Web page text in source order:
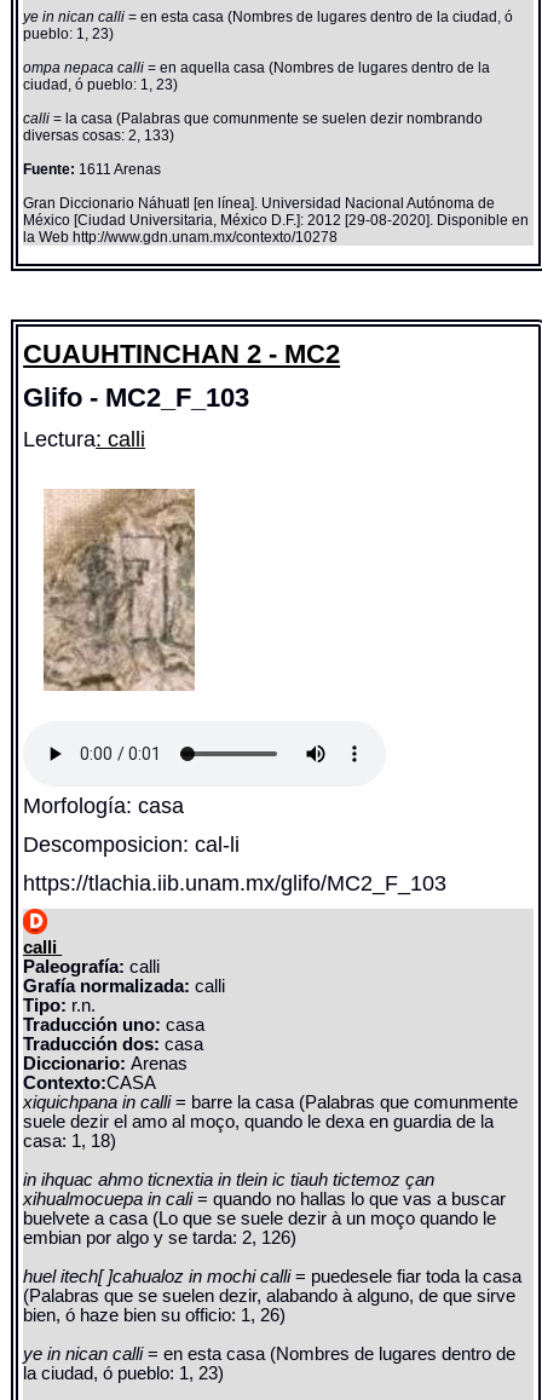
ye in nican calli= en esta casa (Nombres de lugares dentro de la ciudad, ó
pueblo: 1, 23)
ompa nepaca calli= en aquella casa (Nombres de lugares dentro de la
ciudad, ó pueblo: 1, 23)
calli= la casa (Palabras que comunmente se suelen dezir nombrando
diversas cosas: 2, 133)
Fuente: 1611 Arenas
Gran Diccionario Náhuatl [en línea]. Universidad Nacional Autónoma de
México [Ciudad Universitaria, México D.F.]: 2012 [29-08-2020]. Disponible en
la Web http://www.gdn.unam.mx/contexto/10278
CUAUHTINCHAN 2 - MC2
Glifo - MC2_F_103
Lectura: calli
Morfología: casa
Descomposicion: cal-li
https://tlachia.iib.unam.mx/glifo/MC2_F_103
calli
Paleografía: calli
Grafía normalizada: calli
Tipo: r.n.
Traducción uno: casa
Traducción dos: casa
Diccionario:Arenas
Contexto:CASA
xiquichpana in calli= barre la casa (Palabras que comunmente
suele dezir el amo al moço, quando le dexa en guardia de la
casa: 1, 18)
in ihquac ahmo ticnextia in tlein ic tiauh tictemoz çan
xihualmocuepa in cali= quando no hallas lo que vas a buscar
buelvete a casa (Lo que se suele dezir à un moço quando le
embian por algo y se tarda: 2, 126)
huel itech[ ]cahualoz in mochi calli= puedesele fiar toda la casa
(Palabras que se suelen dezir, alabando à alguno, de que sirve
bien, ó haze bien su officio: 1, 26)
ye in nican calli= en esta casa (Nombres de lugares dentro de
la ciudad, ó pueblo: 1, 23)